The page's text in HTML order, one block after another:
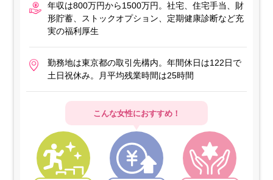
年収は800万円から1500万円。社宅、住宅手当、財
形貯蓄、ストックオプション、定期健康診断など充
実の福利厚生
勤務地は東京都の取引先構内。年間休日は122日で
土日祝休み。月平均残業時間は25時間
こんな女性におすすめ！